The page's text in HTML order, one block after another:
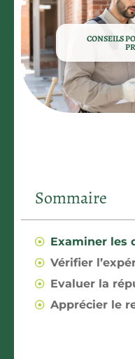
CONSEILS
Sommaire
Examiner les
Vérifier
Evaluer la
Apprécier le